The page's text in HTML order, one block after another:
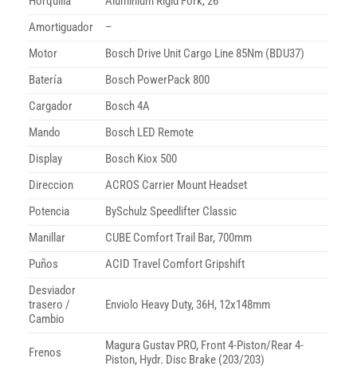
Amortiguador
–
Motor
Bosch Drive Unit Cargo Line 85Nm (BDU37)
Batería
Bosch PowerPack 800
Cargador
Bosch 4A
Mando
Bosch LED Remote
Display
Bosch Kiox 500
Direccion
ACROS Carrier Mount Headset
Potencia
BySchulz Speedlifter Classic
Manillar
CUBE Comfort Trail Bar, 700mm
Puños
ACID Travel Comfort Gripshift
Desviador
trasero /
Cambio
Enviolo Heavy Duty, 36H, 12x148mm
Frenos
Magura Gustav PRO, Front 4-Piston/Rear 4-
Piston, Hydr. Disc Brake (203/203)